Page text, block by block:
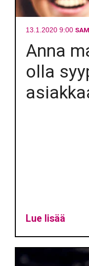
13.1.2020 9:00
Anna
olla
Lue lisää